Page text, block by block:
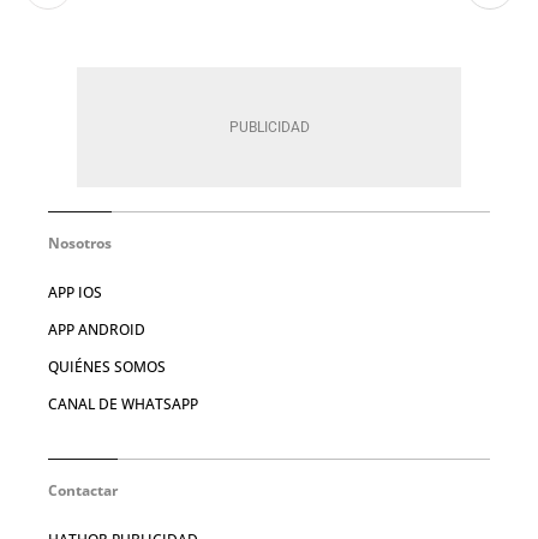
Nosotros
APP IOS
APP ANDROID
QUIÉNES SOMOS
CANAL DE WHATSAPP
Contactar